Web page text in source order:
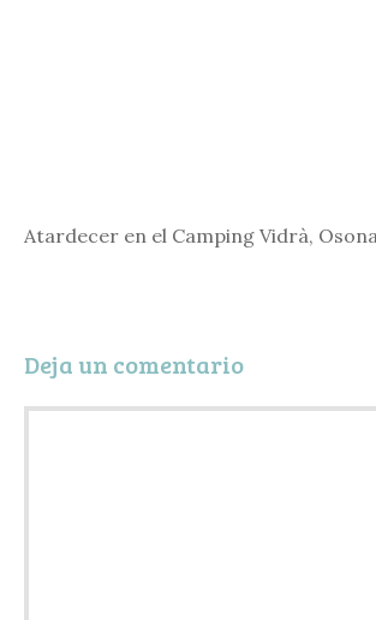
Atardecer en el Camping Vidrà,
Deja un comentario